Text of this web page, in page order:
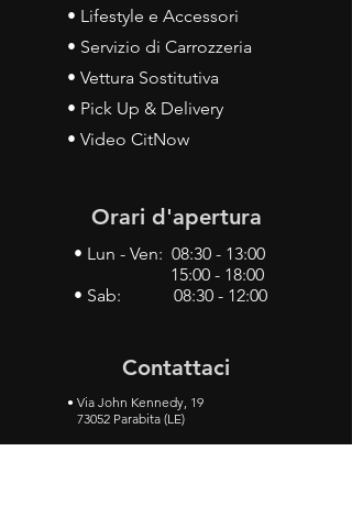
• Lifestyle e Accessori
• Servizio di Carrozzeria
• Vettura Sostitutiva
• Pick Up & Delivery
• Video CitNow
Orari d'apertura
• Lun - Ven: 08:30 - 13:00
15:00 - 18:00
• Sab: 08:30 - 12:00
Contattaci
• Via John Kennedy, 19
73052 Parabita (LE)